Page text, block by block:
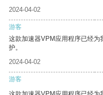
2024-04-02
游客
这款加速器VPM应用程序已经
护。
2024-04-02
游客